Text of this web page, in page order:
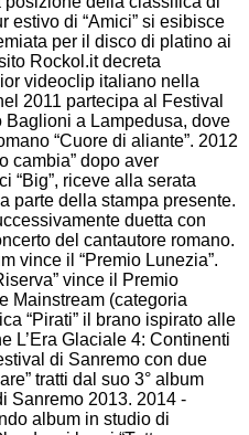
estivo di “Amici” si esibisce
per il disco di platino ai
Rockol.it decreta
videoclip italiano nella
2011 partecipa al Festival
a Lampedusa, dove
“Cuore di aliante”. 2012
cambia” dopo aver
“Big”, riceve alla serata
parte della stampa presente.
duetta con
del cantautore romano.
vince il “Premio Lunezia”.
vince il Premio
Mainstream (categoria
“Pirati” il brano ispirato alle
L’Era Glaciale 4: Continenti
di Sanremo con due
tratti dal suo 3° album
Sanremo 2013. 2014 -
album in studio di